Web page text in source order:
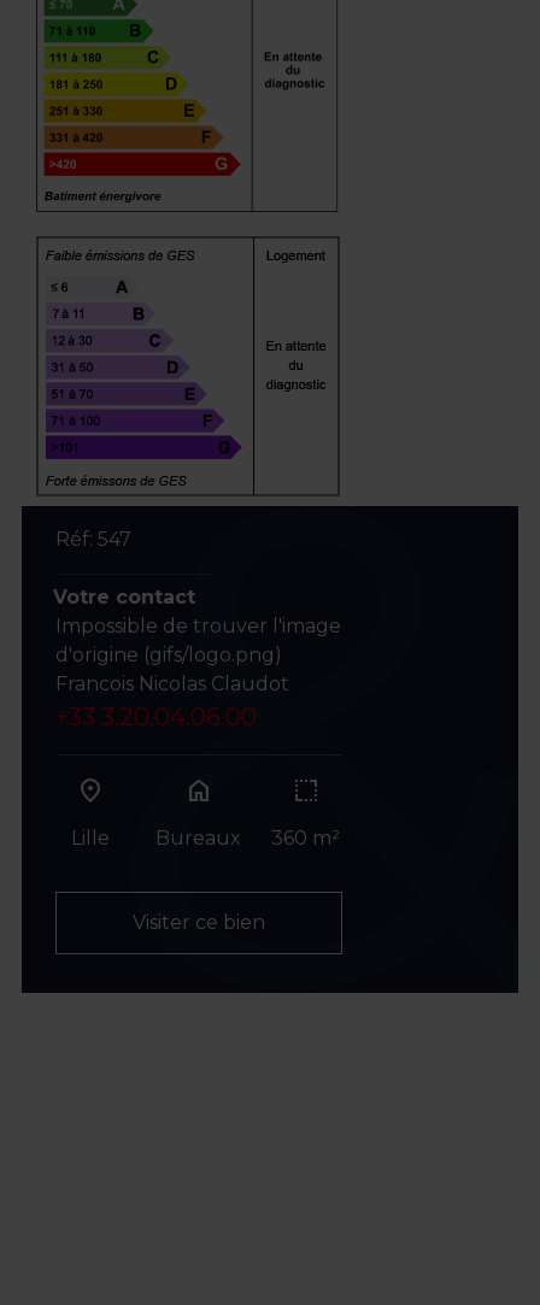
Réf: 547
Votre contact
Impossible de trouver l'image
d'origine (gifs/logo.png)
Francois Nicolas Claudot
+33 3.20.04.06.00
Lille
home
Bureaux 360 m²
Visiter ce bien